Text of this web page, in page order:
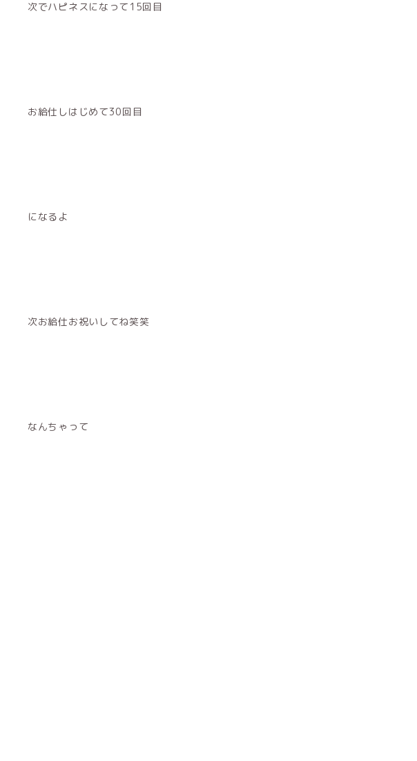
次でハピネスになって15回目
お給仕しはじめて30回目
になるよ
次お給仕お祝いしてね笑笑
なんちゃって